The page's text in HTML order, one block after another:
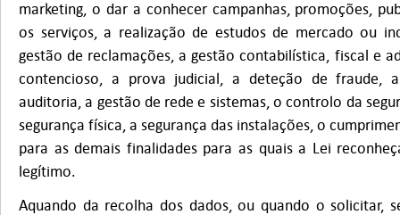
marketing, o dar a conhecer campanhas, promoções,
os serviços, a realização de estudos de mercado ou
gestão de reclamações, a gestão contabilística, fiscal e
contencioso, a prova judicial, a deteção de fraude,
auditoria, a gestão de rede e sistemas, o controlo da
segurança física, a segurança das instalações, o
para as demais finalidades para as quais a Lei
legítimo.
Aquando da recolha dos dados, ou quando o solicitar,